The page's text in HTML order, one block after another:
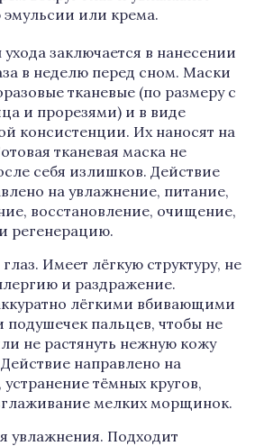
или крема.
заключается в нанесении
в неделю перед сном. Маски
тканевые (по размеру с
и прорезями) и в виде
консистенции. Их наносят на
тканевая маска не
себя излишков. Действие
на увлажнение, питание,
восстановление, очищение,
регенерацию.
Имеет лёгкую структуру, не
и раздражение.
лёгкими вбивающими
пальцев, чтобы не
не растянуть нежную кожу
Действие направлено на
тёмных кругов,
мелких морщинок.
увлажнения. Подходит